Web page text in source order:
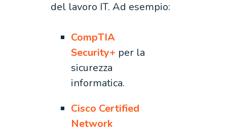
del lavoro IT. Ad esempio:
CompTIA
Security+ per la
sicurezza
informatica.
Cisco Certified
Network